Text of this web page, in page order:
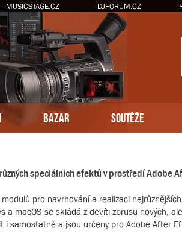
MUSICSTAGE.CZ DJFORUM.CZ
BAZAR SOUTĚŽE
speciálních efektů v prostředí Adobe
pro navrhování a realizaci
macOS se skládá z devíti zbrusu nových,
samostatně a jsou určeny pro Adobe After